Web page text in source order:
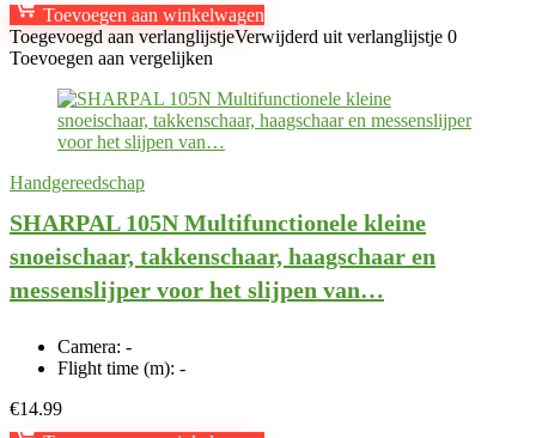
Toevoegen aan winkelwagen
Toegevoegd aan verlanglijstjeVerwijderd uit verlanglijstje 0
Toevoegen aan vergelijken
Handgereedschap
SHARPAL 105N Multifunctionele kleine
snoeischaar, takkenschaar, haagschaar en
messenslijper voor het slijpen van…
Camera: -
Flight time (m): -
€14.99